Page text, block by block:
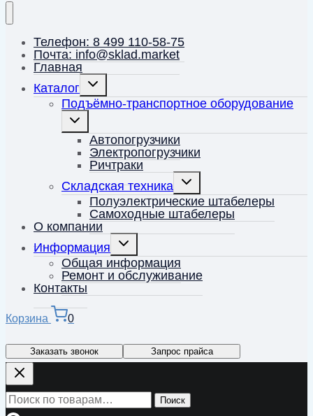
Телефон: 8 499 110-58-75
Почта: info@sklad.market
Главная
Каталог
Переключить
меню
Подъёмно-транспортное оборудование
Переключить
меню Автопогрузчики
Электропогрузчики
Ричтраки
Складская техника
Переключить
меню
Полуэлектрические штабелеры
Самоходные штабелеры
О компании
Информация
Переключить
меню
Общая информация
Ремонт и обслуживание
Контакты
Корзина 0
Заказать звонок Запрос прайса
Искать: Поиск